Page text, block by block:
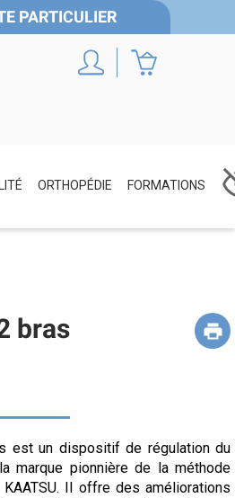
PARTICULIER
ORTHOPÉDIE FORMATIONS
bras
est un dispositif de régulation du
marque pionnière de la méthode
Il offre des améliorations